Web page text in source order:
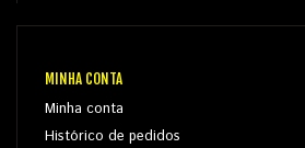
MINHA CONTA
Minha conta
Histórico de pedidos